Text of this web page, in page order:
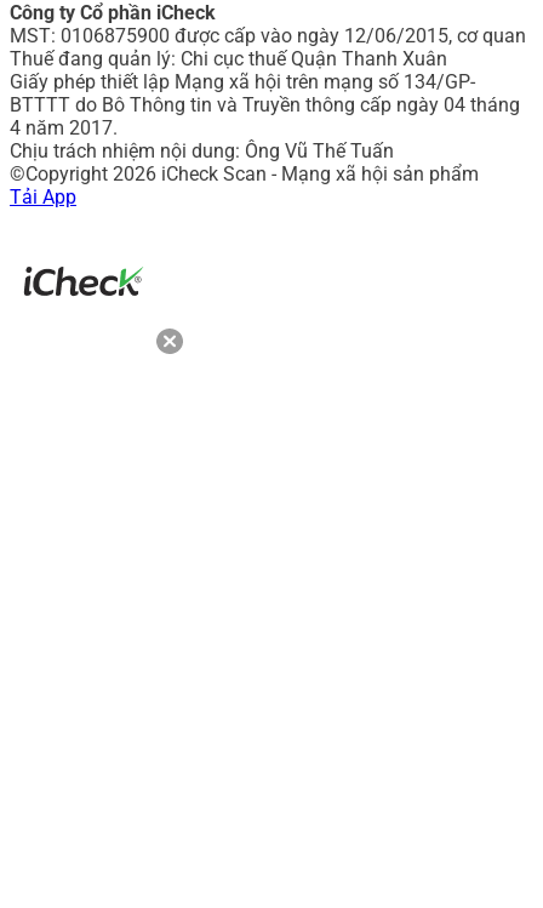
Công ty Cổ phần iCheck
MST: 0106875900 được cấp vào ngày 12/06/2015, cơ quan
Thuế đang quản lý: Chi cục thuế Quận Thanh Xuân
Giấy phép thiết lập Mạng xã hội trên mạng số 134/GP-
BTTTT do Bô Thông tin và Truyền thông cấp ngày 04 tháng
4 năm 2017.
Chịu trách nhiệm nội dung: Ông Vũ Thế Tuấn
©Copyright 2026 iCheck Scan - Mạng xã hội sản phẩm
Tải App